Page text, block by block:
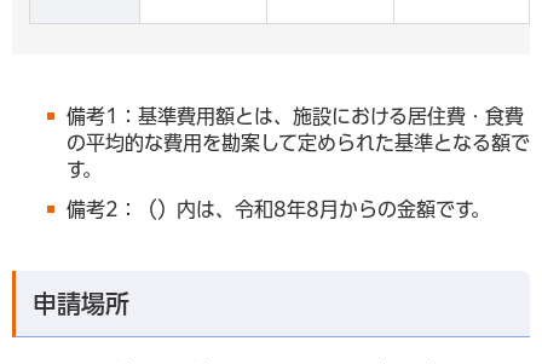
備考1：基準費用額とは、施設における居住費・食費
の平均的な費用を勘案して定められた基準となる額で
す。
備考2：（）内は、令和8年8月からの金額です。
申請場所